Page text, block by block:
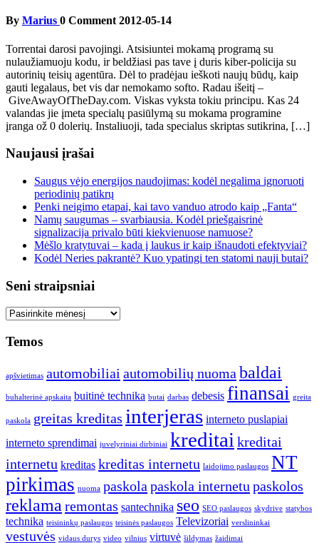
By Marius 0 Comment 2012-05-14
Torrentai darosi pavojingi. Atsisiuntei mokamą programą su
nulaužiamuoju kodu, ir beldžiasi pas tave į duris kiber-policija su
autorinių teisių agentūra. Dėl to pradėjau ieškoti naujų būdų, kaip
gauti legalaus, bet vis dar nemokamo softo. Radau išeitį –
GiveAwayOfTheDay.com. Viskas vyksta tokiu principu. Kas 24
valandas jie įmeta specialų pasiūlymą su mokama programine
įranga ož 0 dolerių. Instaliuoji, tada specialus skriptas sutikrina, […]
Naujausi įrašai
Saugus vėjo energijos naudojimas: kodėl negalima ignoruoti
periodinių patikrų
Penki neigimo etapai, kai tavo vanduo atrodo kaip „Fanta“
Namų saugumas – svarbiausia. Kodėl priešgaisrinė
signalizacija privalo būti kiekvienuose namuose?
Mėšlo kratytuvai – kada į laukus ir kaip išnaudoti efektyviai?
Kodėl Neries pakrantė? Kuo ypatingi ten statomi nauji butai?
Seni straipsniai
Seni
Temos
apšvietimas automobiliai automobilių nuoma baldai
buhalterinė apskaita buitinė technika butai darbas debesis finansai greita
paskola greitas kreditas interjeras interneto puslapiai
interneto sprendimai juvelyriniai dirbiniai kreditai kreditai
internetu kreditas kreditas internetu laidojimo paslaugos NT
pirkimas nuoma paskola paskola internetu paskolos
reklama remontas santechnika seo SEO paslaugos skydrive statybos
technika teisininkų paslaugos teisinės paslaugos Televizoriai verslininkai
vestuvės vidaus durys video vilnius virtuvė šildymas žaidimai